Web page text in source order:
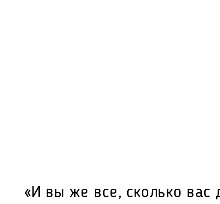
«И вы же все, сколько